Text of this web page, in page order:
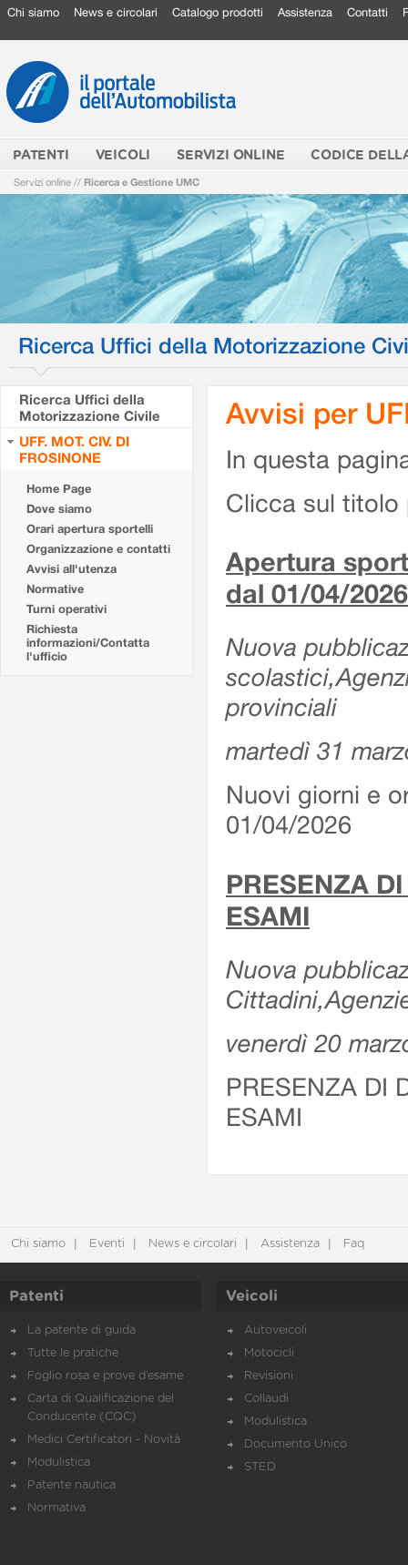
Chi siamo News e circolari Catalogo prodotti Assistenza Contatti
PATENTI VEICOLI SERVIZI ONLINE CODICE
Servizi online // Ricerca e Gestione UMC
Ricerca Uffici della Motorizzazione
Ricerca Uffici della
Motorizzazione Civile
UFF. MOT. CIV. DI
FROSINONE
Home Page
Dove siamo
Orari apertura sportelli
Organizzazione e contatti
Avvisi all'utenza
Normative
Turni operativi
Richiesta
informazioni/Contatta
l'ufficio
Avvisi per
In questa
Clicca sul titolo
Apertura
dal 01/04/2026
Nuova
provinciali
martedì 31
Nuovi giorni e
01/04/2026
PRESENZA
ESAMI
Nuova
venerdì 20
PRESENZA DI
ESAMI
Chi siamo Eventi News e circolari Assistenza Faq
Patenti
La patente di guida
Tutte le pratiche
Foglio rosa e prove d’esame
Carta di Qualificazione del
Conducente (CQC)
Medici Certificatori - Novità
Modulistica
Patente nautica
Normativa
Veicoli
Autoveicoli
Motocicli
Revisioni
Collaudi
Modulistica
Documento Unico
STED